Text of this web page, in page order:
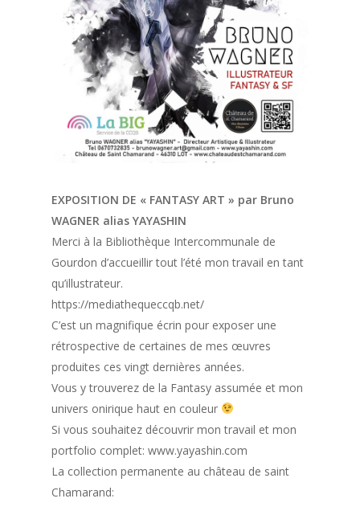
EXPOSITION DE « FANTASY ART » par Bruno
WAGNER alias YAYASHIN
Merci à la Bibliothèque Intercommunale de
Gourdon d’accueillir tout l’été mon travail en tant
qu’illustrateur.
https://mediathequeccqb.net/
C’est un magnifique écrin pour exposer une
rétrospective de certaines de mes œuvres
produites ces vingt dernières années.
Vous y trouverez de la Fantasy assumée et mon
univers onirique haut en couleur
Si vous souhaitez découvrir mon travail et mon
portfolio complet: www.yayashin.com
La collection permanente au château de saint
Chamarand: